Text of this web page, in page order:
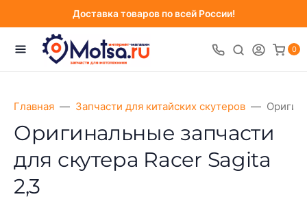
Доставка товаров по всей России!
0
Главная Запчасти для китайских скутеров
Оригинальные запчасти
для скутера Racer Sagita
2,3